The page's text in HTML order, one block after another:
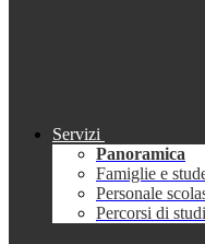
Servizi
Panoramica
Famiglie e
Personale
Percorsi di